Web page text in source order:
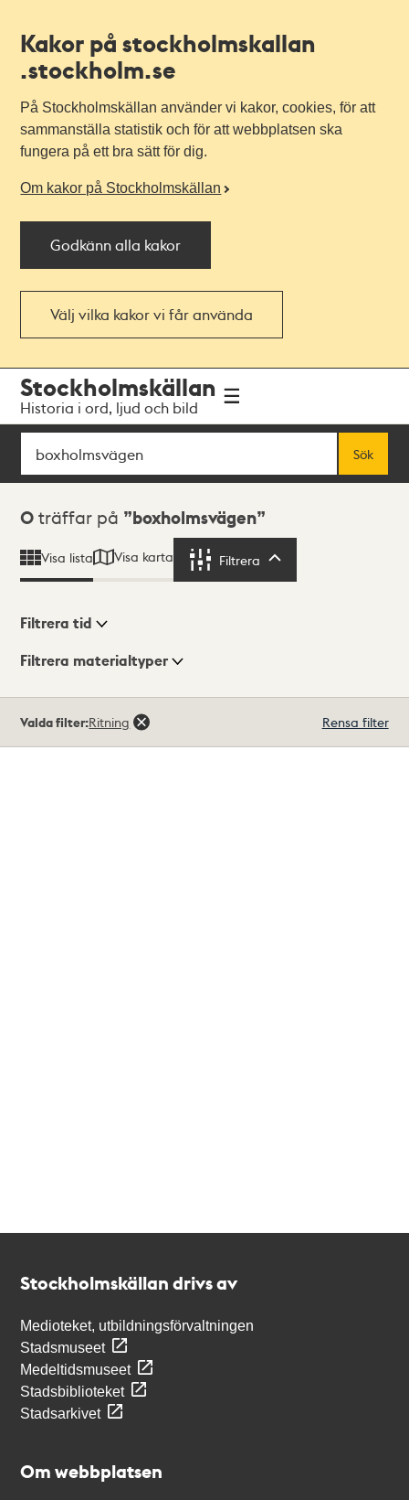
Kakor på stockholmskallan
.stockholm.se
På Stockholmskällan använder vi kakor, cookies, för att
sammanställa statistik och för att webbplatsen ska
fungera på ett bra sätt för dig.
Om kakor på Stockholmskällan
Godkänn alla kakor
Välj vilka kakor vi får använda
navigationen
huvudinnehållet
Stockholmskällan
Historia i ord, ljud och bild
Sök
Sök
Sökresultat
0 träffar på boxholmsvägen
Visa lista Visa karta Filtrera
Visningsläge
Filtrera tid
Filtrera materialtyper
träffar
Valda filter:Ritning Rensa filter
Stockholmskällan drivs av
Medioteket, utbildningsförvaltningen
Stadsmuseet
Medeltidsmuseet
Stadsbiblioteket
Stadsarkivet
Om webbplatsen